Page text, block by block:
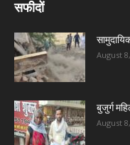
सफीदों
August
बुजुर्ग
August